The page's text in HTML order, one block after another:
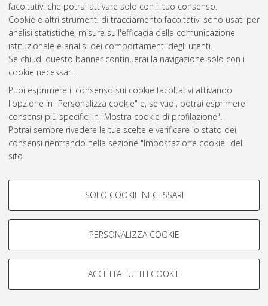
facoltativi che potrai attivare solo con il tuo consenso.
Cookie e altri strumenti di tracciamento facoltativi sono usati per
analisi statistiche, misure sull'efficacia della comunicazione
istituzionale e analisi dei comportamenti degli utenti.
Se chiudi questo banner continuerai la navigazione solo con i
cookie necessari.
Puoi esprimere il consenso sui cookie facoltativi attivando
l'opzione in "Personalizza cookie" e, se vuoi, potrai esprimere
consensi più specifici in "Mostra cookie di profilazione".
Potrai sempre rivedere le tue scelte e verificare lo stato dei
consensi rientrando nella sezione "Impostazione cookie" del
sito.
COOKIE DI PROFILAZIONE -
Si tratta di cookie utilizzati per analizzare le caratteristiche della
navigazione degli utenti, creare profili in base al loro comportamento
Mostra cookie di profilazione
COOKIE TECNICI - NECESSARI
SOLO COOKIE NECESSARI
PERSONALIZZA COOKIE
ACCETTA TUTTI I COOKIE
Atom
Rss 1.0
Rss 2.0
AMS Laurea
Servizio implementato e gestito da AlmaDL
Impostazioni Cookie
© ALMA MATER STUDIORUM - Università di Bologna, 2007-2026.